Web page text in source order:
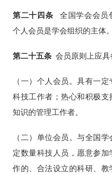
第二十四条 全国学会会员
个人会员是学会组织的主体。
第二十五条 会员原则上应具
（一）个人会员。具有一
科技工作者；热心和积极
知识的管理工作者。
（二）单位会员。与全国
定数量科技人员，愿意参
作的、合法设立的科研、